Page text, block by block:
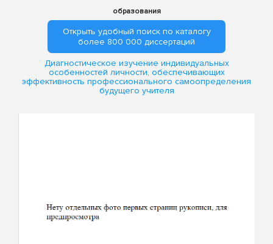
образования
Открыть удобный поиск по каталогу
более 800 000 диссертаций
Диагностическое изучение индивидуальных
особенностей личности, обеспечивающих
эффективность профессионального самоопределения
будущего учителя